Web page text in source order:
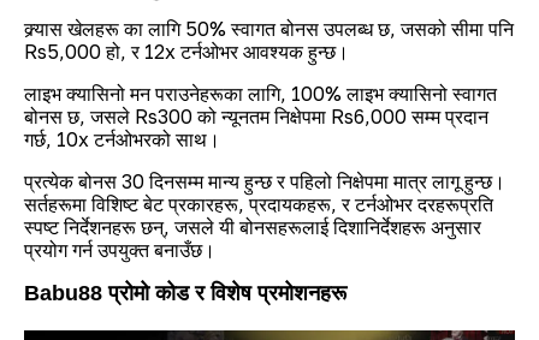
क्र्यास खेलहरू का लागि 50% स्वागत बोनस उपलब्ध छ, जसको सीमा पनि
Rs5,000 हो, र 12x टर्नओभर आवश्यक हुन्छ।
लाइभ क्यासिनो मन पराउनेहरूका लागि, 100% लाइभ क्यासिनो स्वागत
बोनस छ, जसले Rs300 को न्यूनतम निक्षेपमा Rs6,000 सम्म प्रदान
गर्छ, 10x टर्नओभरको साथ।
प्रत्येक बोनस 30 दिनसम्म मान्य हुन्छ र पहिलो निक्षेपमा मात्र लागू हुन्छ।
सर्तहरूमा विशिष्ट बेट प्रकारहरू, प्रदायकहरू, र टर्नओभर दरहरूप्रति
स्पष्ट निर्देशनहरू छन्, जसले यी बोनसहरूलाई दिशानिर्देशहरू अनुसार
प्रयोग गर्न उपयुक्त बनाउँछ।
Babu88 प्रोमो कोड र विशेष प्रमोशनहरू